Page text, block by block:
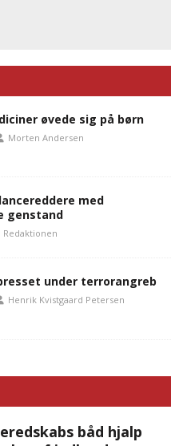
øvede sig på børn
Morten Andersen
med
genstand
Redaktionen
under terrorangreb
Henrik Kvistgaard Petersen
båd hjalp